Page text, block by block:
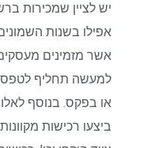
יש לציין שמכירות
אפילו בשנות
אשר מזמינים מעסקים
למעשה תחליף
או בפקס. בנוסף
ביצעו רכישות